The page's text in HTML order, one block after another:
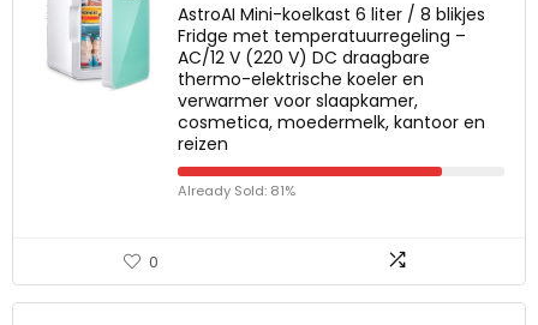
AstroAI Mini-koelkast 6 liter / 8 blikjes
Fridge met temperatuurregeling –
AC/12 V (220 V) DC draagbare
thermo-elektrische koeler en
verwarmer voor slaapkamer,
cosmetica, moedermelk, kantoor en
reizen
Already Sold: 81%
0